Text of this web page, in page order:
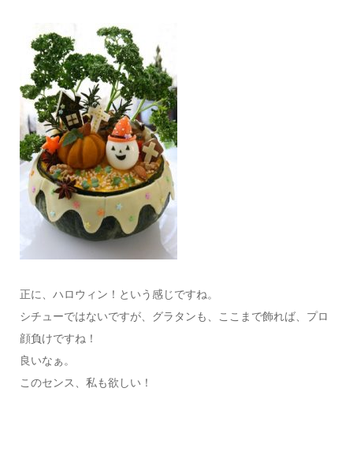
正に、ハロウィン！という感じですね。
シチューではないですが、グラタンも、ここまで飾れば、プロ
顔負けですね！
良いなぁ。
このセンス、私も欲しい！